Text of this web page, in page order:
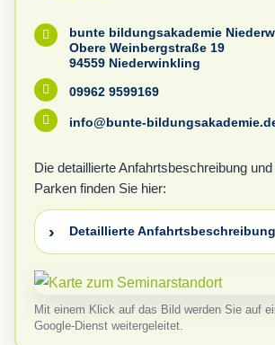

bunte bildungsakademie
Obere Weinbergstraße 19
94559 Niederwinkling
 09962 9599169
 info@bunte-
Die detaillierte Anfahrtsbeschreibung
Parken finden Sie hier:
Detaillierte
Mit einem Klick auf das Bild werden Sie auf
Google-Dienst weitergeleitet.